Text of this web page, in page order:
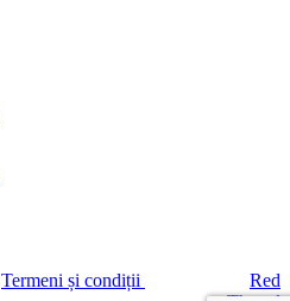
Termeni și condiții
Red